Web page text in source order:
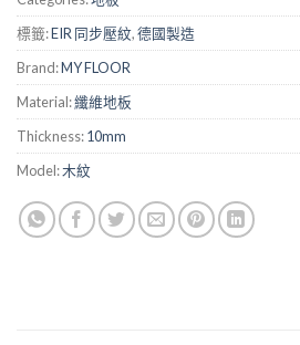
標籤:EIR 同步壓紋,德國製造
Brand:MY FLOOR
Material:纖維地板
Thickness:10mm
Model:木紋